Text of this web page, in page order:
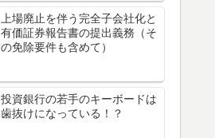
上場廃止を伴う完全子会社化と
有価証券報告書の提出義務（そ
の免除要件も含めて）
投資銀行の若手のキーボードは
歯抜けになっている！？